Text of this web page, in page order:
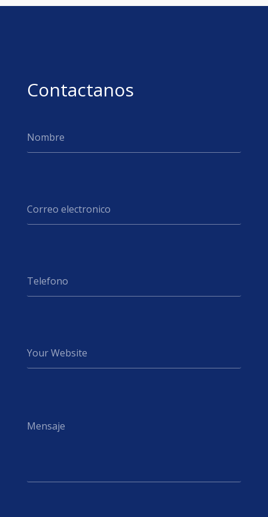
Contactanos